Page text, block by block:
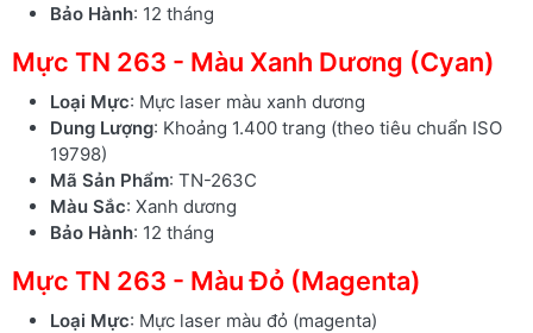
Bảo Hành: 12 tháng
Mực TN 263 - Màu Xanh Dương (Cyan)
Loại Mực: Mực laser màu xanh dương
Dung Lượng: Khoảng 1.400 trang (theo tiêu chuẩn ISO
19798)
Mã Sản Phẩm: TN-263C
Màu Sắc: Xanh dương
Bảo Hành: 12 tháng
Mực TN 263 - Màu Đỏ (Magenta)
Loại Mực: Mực laser màu đỏ (magenta)